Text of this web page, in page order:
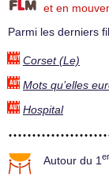
et en
Parmi les derniers
Corset (Le)
Mots qu’elles
Hospital
Autour du 1 er